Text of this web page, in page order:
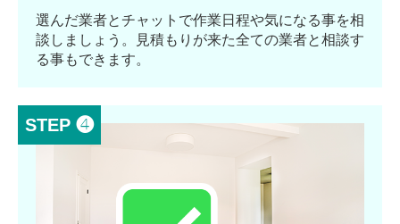
選んだ業者とチャットで作業日程や気になる事を相
談しましょう。見積もりが来た全ての業者と相談す
る事もできます。
STEP ❹